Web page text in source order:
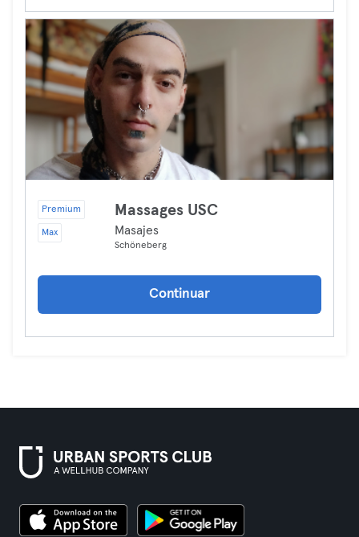
Premium
Max
Massages USC
Masajes
Schöneberg
Continuar